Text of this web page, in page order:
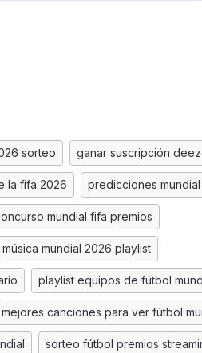
sorteo ganar suscripción
la fifa 2026 predicciones
mundial fifa premios
música mundial 2026 playlist
playlist equipos de fútbol
mejores canciones para ver fútbol
sorteo fútbol premios